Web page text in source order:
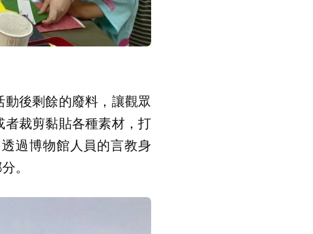
後剩餘的廢料，讓觀眾
裁剪黏貼各種素材，打
過博物館人員的言教身
。